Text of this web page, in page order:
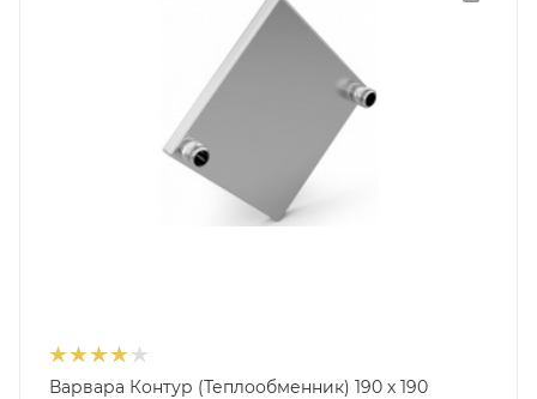
Варвара Контур (Теплообменник) 190 х 190